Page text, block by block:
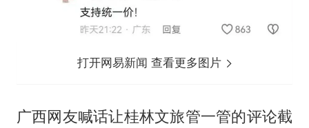
打开网易新闻 查看更多图片
广西网友喊话让桂林文旅管一管的评论截